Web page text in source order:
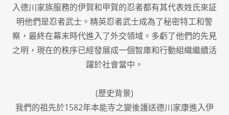
入德川家族服務的伊賀和甲賀的忍者都有其代表姓氏來証
明他們是忍者武士。精英忍者武士成為了秘密特工和警
察，最終在幕末時代進入了外交領域。多虧了他們的先見
之明，現在的秩序已經發展成一個智庫和行動組織繼續活
躍於社會當中。
(歷史背景)
我們的祖先於1582年本能寺之變後護送德川家康進入伊